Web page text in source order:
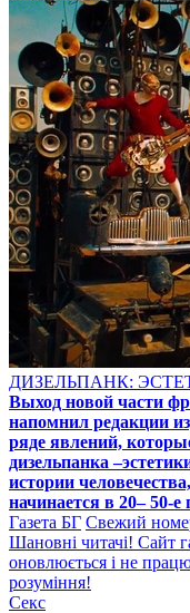
ДИЗЕЛЬПАНК:
Выход новой части
напомнил редакции
ряде явлений,
дизельпанка
истории
начинается в 20– 50-
Газета БГ Свежий
Шановні читачі! Сайт
оновлюється і не
розуміння!
Секс